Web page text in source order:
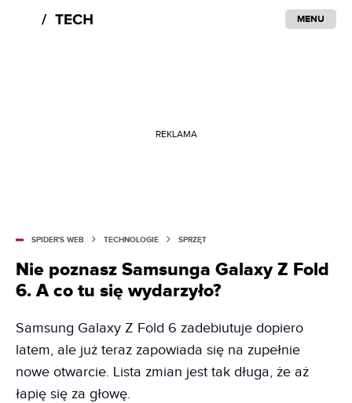
MENU
REKLAMA
SPIDER'S WEB TECHNOLOGIE SPRZĘT
Nie poznasz Samsunga Galaxy Z Fold
6. A co tu się wydarzyło?
Samsung Galaxy Z Fold 6 zadebiutuje dopiero
latem, ale już teraz zapowiada się na zupełnie
nowe otwarcie. Lista zmian jest tak długa, że aż
łapię się za głowę.